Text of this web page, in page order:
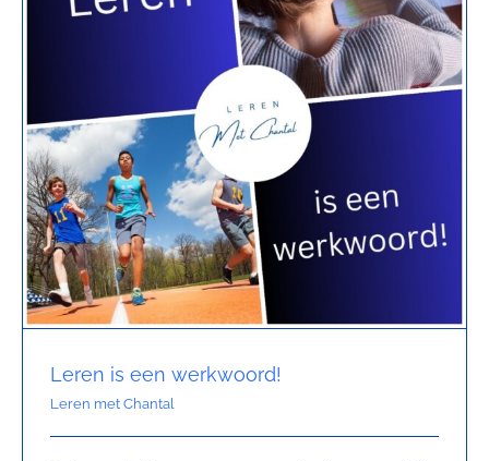
Leren is een werkwoord!
Leren met Chantal